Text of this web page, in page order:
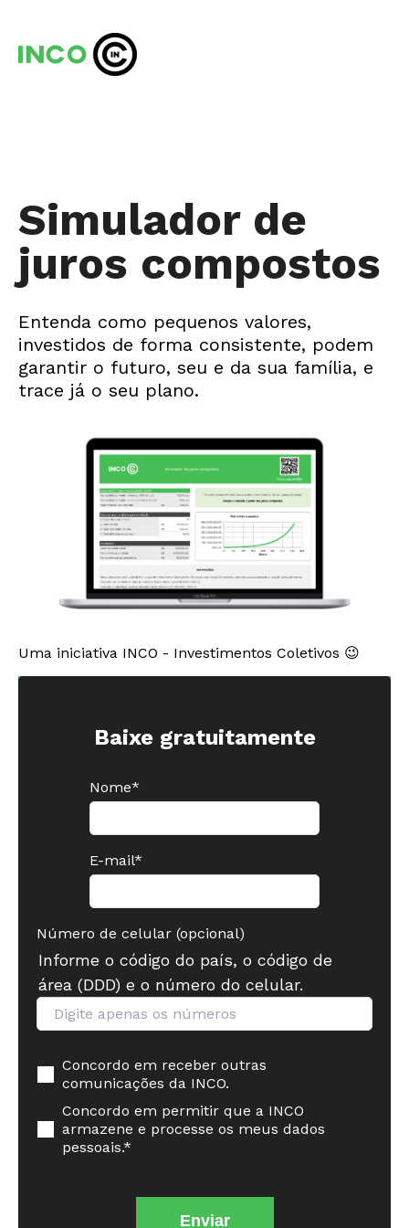
Simulador de
juros compostos
Entenda como pequenos valores,
investidos de forma consistente, podem
garantir o futuro, seu e da sua família, e
trace já o seu plano.
Uma iniciativa INCO - Investimentos Coletivos 😉
Baixe gratuitamente
Nome*
E-mail*
Número de celular (opcional)
Informe o código do país, o código de
área (DDD) e o número do celular.
Concordo em receber outras
comunicações da INCO.
Concordo em permitir que a INCO
armazene e processe os meus dados
pessoais.*